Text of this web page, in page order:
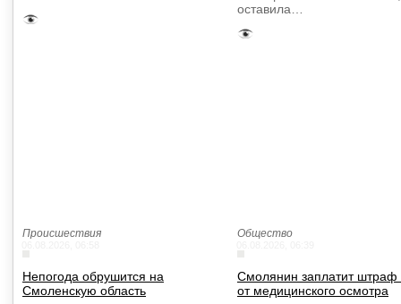
оставила…
Происшествия
Непогода обрушится на
Смоленскую область
Общество
Смолянин заплатит штраф
от медицинского осмотра